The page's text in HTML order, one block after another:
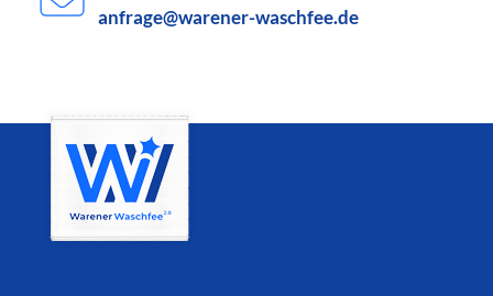
anfrage@warener-waschfee.de